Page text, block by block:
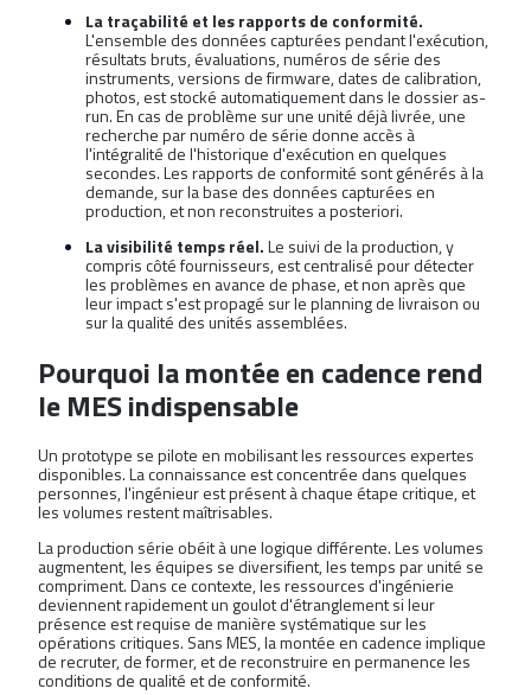
La traçabilité et les rapports de conformité.
L'ensemble des données capturées pendant l'exécution,
résultats bruts, évaluations, numéros de série des
instruments, versions de firmware, dates de calibration,
photos, est stocké automatiquement dans le dossier as-
run. En cas de problème sur une unité déjà livrée, une
recherche par numéro de série donne accès à
l'intégralité de l'historique d'exécution en quelques
secondes. Les rapports de conformité sont générés à la
demande, sur la base des données capturées en
production, et non reconstruites a posteriori.
La visibilité temps réel.Le suivi de la production, y
compris côté fournisseurs, est centralisé pour détecter
les problèmes en avance de phase, et non après que
leur impact s'est propagé sur le planning de livraison ou
sur la qualité des unités assemblées.
Pourquoi la montée en cadence rend
le MES indispensable
Un prototype se pilote en mobilisant les ressources expertes
disponibles. La connaissance est concentrée dans quelques
personnes, l'ingénieur est présent à chaque étape critique, et
les volumes restent maîtrisables.
La production série obéit à une logique différente. Les volumes
augmentent, les équipes se diversifient, les temps par unité se
compriment. Dans ce contexte, les ressources d'ingénierie
deviennent rapidement un goulot d'étranglement si leur
présence est requise de manière systématique sur les
opérations critiques. Sans MES, la montée en cadence implique
de recruter, de former, et de reconstruire en permanence les
conditions de qualité et de conformité.